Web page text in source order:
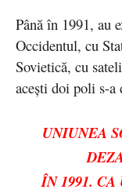
Până în 1991, au
Occidentul, cu
Sovietică, cu
acești doi poli s-a
UNIUNEA
ÎN 1991.